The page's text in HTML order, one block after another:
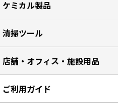
ケミカル製品
清掃ツール
店舗・オフィス・施設用品
ご利用ガイド